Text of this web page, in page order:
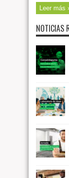
Leer más
NOTICIAS